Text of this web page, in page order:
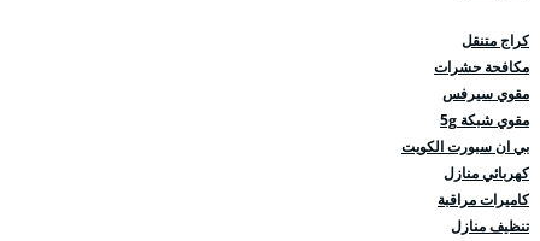
كراج متنقل
مكافحة حشرات
مقوي سيرفس
مقوي شبكة 5g
بي ان سبورت الكويت
كهربائي منازل
كاميرات مراقبة
تنظيف منازل